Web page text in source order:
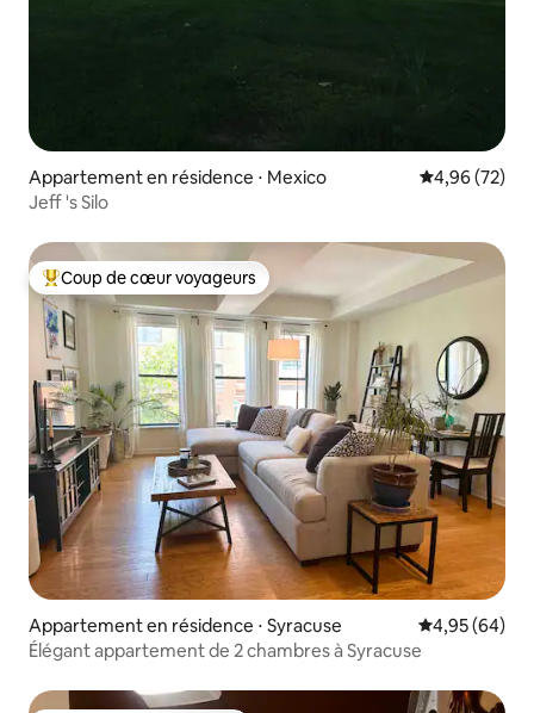
Appartement en résidence ⋅ Mexico Évaluation
4,96 (72)
Jeff 's Silo
Coups de cœur voyageurs les plus appréciés
Coup de cœur voyageurs
Appartement en résidence ⋅ Syracuse Évaluation
4,95 (64)
Élégant appartement de 2 chambres à Syracuse